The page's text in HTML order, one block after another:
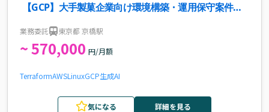
【GCP】大手製菓企業向け環境構築・運用保守案件・
業務委託 東京都 京橋駅
~ 570,000 円/月額
TerraformAWSLinuxGCP生成AI
気になる 詳細を見る